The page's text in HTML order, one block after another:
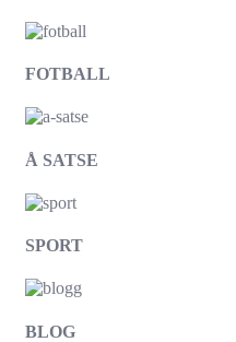
FOTBALL
Å SATSE
SPORT
BLOG